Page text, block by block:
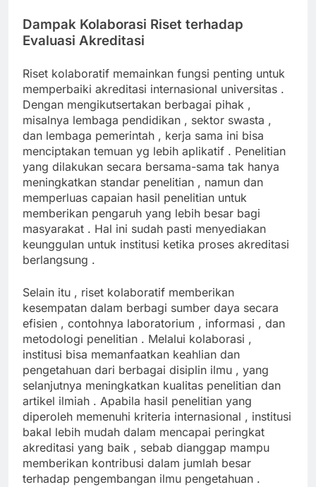
Dampak Kolaborasi Riset terhadap
Evaluasi Akreditasi
Riset kolaboratif memainkan fungsi penting untuk
memperbaiki akreditasi internasional universitas .
Dengan mengikutsertakan berbagai pihak ,
misalnya lembaga pendidikan , sektor swasta ,
dan lembaga pemerintah , kerja sama ini bisa
menciptakan temuan yg lebih aplikatif . Penelitian
yang dilakukan secara bersama-sama tak hanya
meningkatkan standar penelitian , namun dan
memperluas capaian hasil penelitian untuk
memberikan pengaruh yang lebih besar bagi
masyarakat . Hal ini sudah pasti menyediakan
keunggulan untuk institusi ketika proses akreditasi
berlangsung .
Selain itu , riset kolaboratif memberikan
kesempatan dalam berbagi sumber daya secara
efisien , contohnya laboratorium , informasi , dan
metodologi penelitian . Melalui kolaborasi ,
institusi bisa memanfaatkan keahlian dan
pengetahuan dari berbagai disiplin ilmu , yang
selanjutnya meningkatkan kualitas penelitian dan
artikel ilmiah . Apabila hasil penelitian yang
diperoleh memenuhi kriteria internasional , institusi
bakal lebih mudah dalam mencapai peringkat
akreditasi yang baik , sebab dianggap mampu
memberikan kontribusi dalam jumlah besar
terhadap pengembangan ilmu pengetahuan .